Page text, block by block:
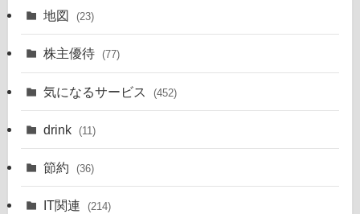
地図 (23)
株主優待 (77)
気になるサービス (452)
drink (11)
節約 (36)
IT関連 (214)